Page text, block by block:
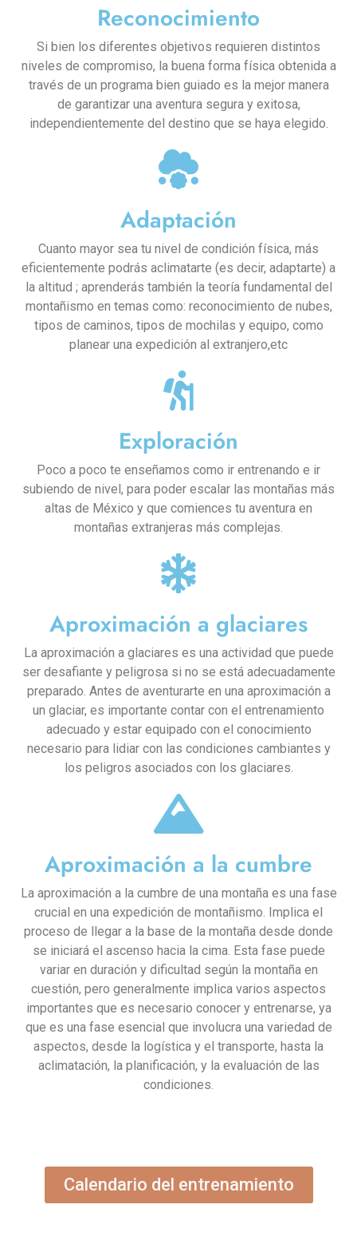
Reconocimiento
Si bien los diferentes objetivos requieren distintos
niveles de compromiso, la buena forma física obtenida a
través de un programa bien guiado es la mejor manera
de garantizar una aventura segura y exitosa,
independientemente del destino que se haya elegido.
Adaptación
Cuanto mayor sea tu nivel de condición física, más
eficientemente podrás aclimatarte (es decir, adaptarte) a
la altitud ; aprenderás también la teoría fundamental del
montañismo en temas como: reconocimiento de nubes,
tipos de caminos, tipos de mochilas y equipo, como
planear una expedición al extranjero,etc
Exploración
Poco a poco te enseñamos como ir entrenando e ir
subiendo de nivel, para poder escalar las montañas más
altas de México y que comiences tu aventura en
montañas extranjeras más complejas.
Aproximación a glaciares
La aproximación a glaciares es una actividad que puede
ser desafiante y peligrosa si no se está adecuadamente
preparado. Antes de aventurarte en una aproximación a
un glaciar, es importante contar con el entrenamiento
adecuado y estar equipado con el conocimiento
necesario para lidiar con las condiciones cambiantes y
los peligros asociados con los glaciares.
Aproximación a la cumbre
La aproximación a la cumbre de una montaña es una fase
crucial en una expedición de montañismo. Implica el
proceso de llegar a la base de la montaña desde donde
se iniciará el ascenso hacia la cima. Esta fase puede
variar en duración y dificultad según la montaña en
cuestión, pero generalmente implica varios aspectos
importantes que es necesario conocer y entrenarse, ya
que es una fase esencial que involucra una variedad de
aspectos, desde la logística y el transporte, hasta la
aclimatación, la planificación, y la evaluación de las
condiciones.
Calendario del entrenamiento